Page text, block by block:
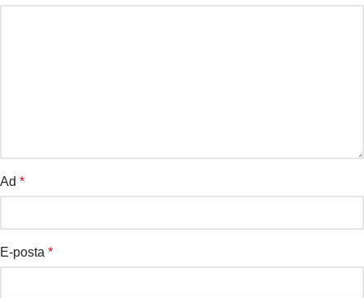
Ad *
E-posta *